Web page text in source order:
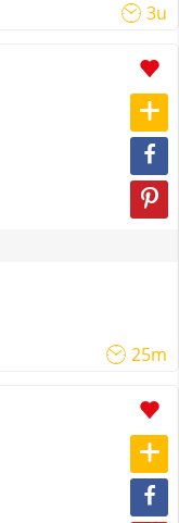
3u
25m